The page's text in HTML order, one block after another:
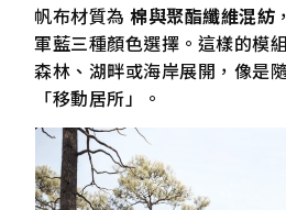
帆布材質為棉與聚酯纖維混紡
軍藍三種顏色選擇。這樣的模
森林、湖畔或海岸展開，像是
「移動居所」。